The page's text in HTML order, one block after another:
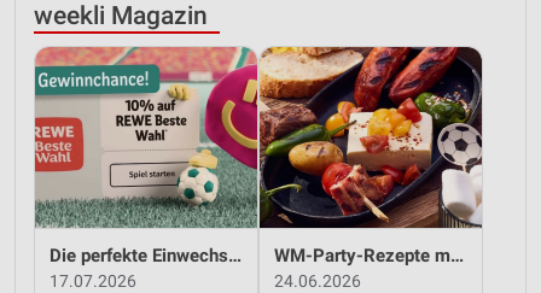
weekli Magazin
Die perfekte Einwechslung: Dein Fan-Bonus!*
17.07.2026
WM-Party-Rezepte mit REWE!
24.06.2026